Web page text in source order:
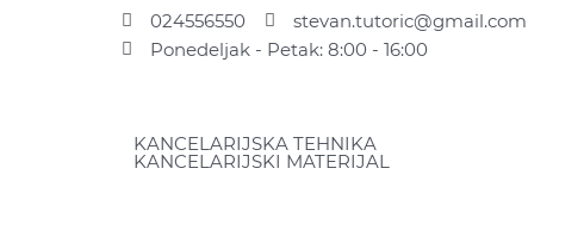
024556550
stevan.tutoric@gmail.com
Ponedeljak - Petak: 8:00 - 16:00
KANCELARIJSKA TEHNIKA
KANCELARIJSKI MATERIJAL